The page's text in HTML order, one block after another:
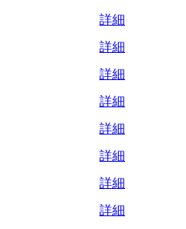
詳細
詳細
詳細
詳細
詳細
詳細
詳細
詳細